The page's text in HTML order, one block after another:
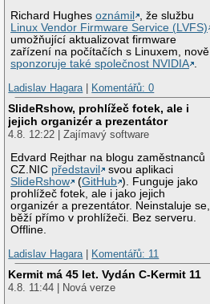
Richard Hughesoznámil
, že službu
Linux Vendor Firmware Service (LVFS)
umožňující aktualizovat firmware
zařízení na počítačích s Linuxem, nově
sponzoruje také společnost NVIDIA .
Ladislav Hagara | Komentářů: 0
SlideRshow, prohlížeč fotek, ale i
jejich organizér a prezentátor
4.8. 12:22 | Zajímavý software
Edvard Rejthar na blogu zaměstnanců
CZ.NIC představil
svou aplikaci
SlideRshow
(GitHub ). Funguje jako
prohlížeč fotek, ale i jako jejich
organizér a prezentátor. Neinstaluje se,
běží přímo v prohlížeči. Bez serveru.
Offline.
Ladislav Hagara | Komentářů: 11
Kermit má 45 let. Vydán C-Kermit 11
4.8. 11:44 | Nová verze